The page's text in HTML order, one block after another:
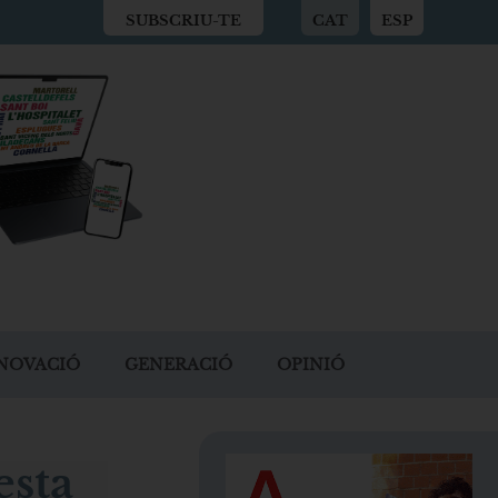
SUBSCRIU-TE CAT ESP
GENERACIÓ OPINIÓ